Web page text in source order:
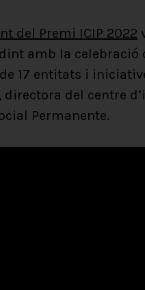
del Premi ICIP 2022
amb la celebració
17 entitats i
del centre
Permanente.